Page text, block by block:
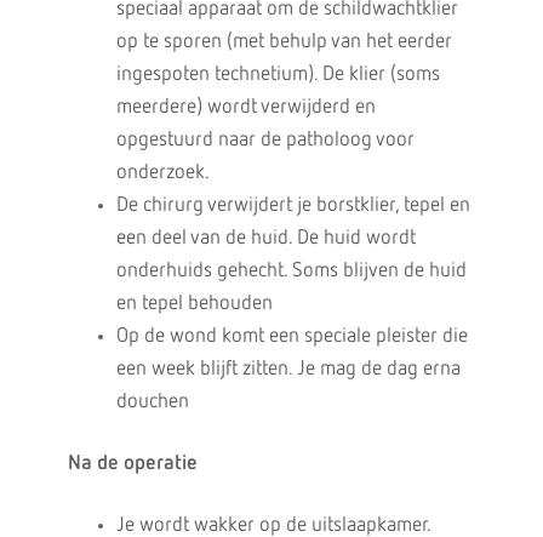
speciaal apparaat om de schildwachtklier
op te sporen (met behulp van het eerder
ingespoten technetium). De klier (soms
meerdere) wordt verwijderd en
opgestuurd naar de patholoog voor
onderzoek.
De chirurg verwijdert je borstklier, tepel en
een deel van de huid. De huid wordt
onderhuids gehecht. Soms blijven de huid
en tepel behouden
Op de wond komt een speciale pleister die
een week blijft zitten. Je mag de dag erna
douchen
Na de operatie
Je wordt wakker op de uitslaapkamer.